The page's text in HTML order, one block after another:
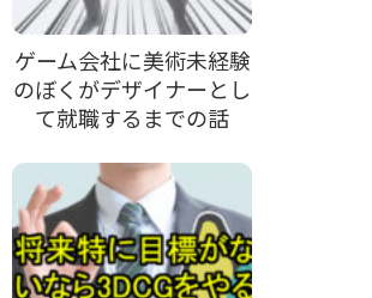
ゲーム会社に美術未経験
のぼくがデザイナーとし
て就職するまでの話